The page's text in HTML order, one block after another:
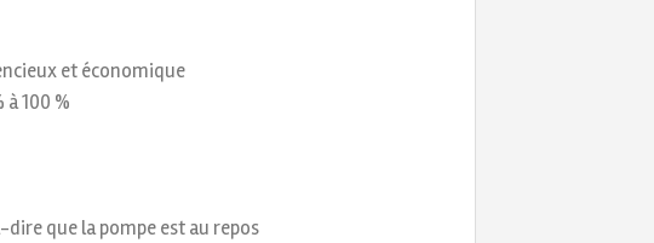
et économique
100 %
que la pompe est au repos